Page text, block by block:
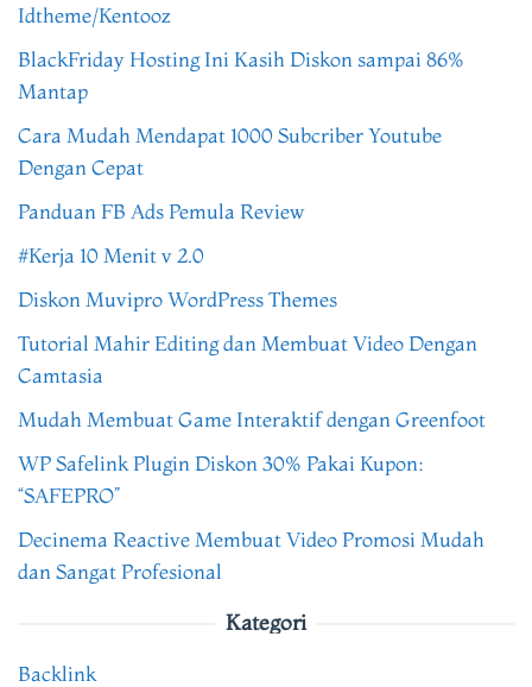
Idtheme/Kentooz
BlackFriday Hosting Ini Kasih Diskon sampai 86%
Mantap
Cara Mudah Mendapat 1000 Subcriber Youtube
Dengan Cepat
Panduan FB Ads Pemula Review
#Kerja 10 Menit v 2.0
Diskon Muvipro WordPress Themes
Tutorial Mahir Editing dan Membuat Video Dengan
Camtasia
Mudah Membuat Game Interaktif dengan Greenfoot
WP Safelink Plugin Diskon 30% Pakai Kupon:
“SAFEPRO”
Decinema Reactive Membuat Video Promosi Mudah
dan Sangat Profesional
Kategori
Backlink